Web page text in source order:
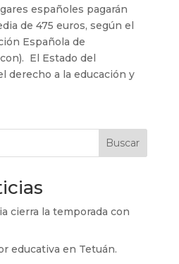
españoles pagarán
de 475 euros, según el
Española de
El Estado del
derecho a la educación y
Buscar
cierra la temporada con
educativa en Tetuán.